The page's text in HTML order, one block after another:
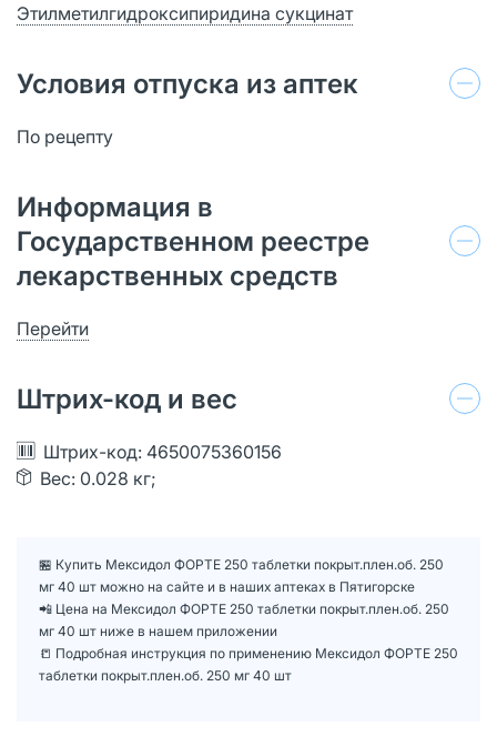
Этилметилгидроксипиридина сукцинат
Условия отпуска из аптек
По рецепту
Информация в
Государственном реестре
лекарственных средств
Перейти
Штрих-код и вес
Штрих-код: 4650075360156
Вес: 0.028 кг;
🏪 Купить Мексидол ФОРТЕ 250 таблетки покрыт.плен.об. 250
мг 40 шт можно на сайте и в наших аптеках в Пятигорске
📲 Цена на Мексидол ФОРТЕ 250 таблетки покрыт.плен.об. 250
мг 40 шт ниже в нашем приложении
📒 Подробная инструкция по применению Мексидол ФОРТЕ 250
таблетки покрыт.плен.об. 250 мг 40 шт